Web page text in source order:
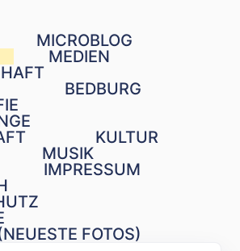
MICROBLOG
MEDIEN
BEDBURG
KULTUR
MUSIK
IMPRESSUM
FOTOS)